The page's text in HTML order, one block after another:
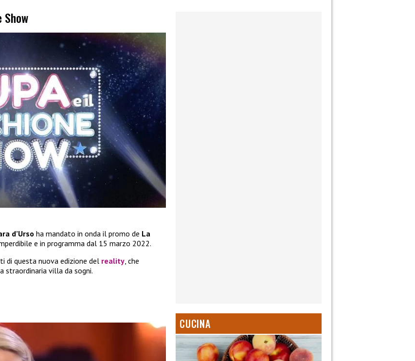
d’Urso ha mandato in onda il promo de La
e in programma dal 15 marzo 2022.
di questa nuova edizione del reality, che
straordinaria villa da sogni.
CUCINA